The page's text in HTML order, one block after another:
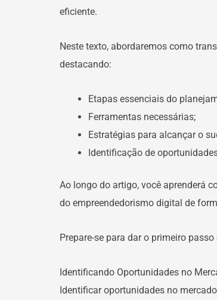
eficiente.
Neste texto, abordaremos como
destacando:
Etapas essenciais do
Ferramentas necessárias;
Estratégias para alcançar o
Identificação de
Ao longo do artigo, você aprenderá
do empreendedorismo digital de
Prepare-se para dar o primeiro
Identificando Oportunidades no
Identificar oportunidades no